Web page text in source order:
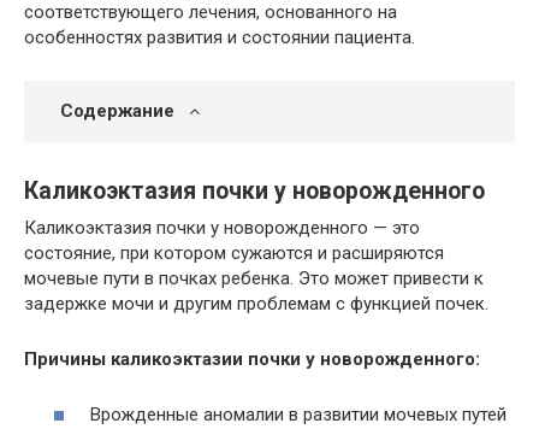
соответствующего лечения, основанного на
особенностях развития и состоянии пациента.
Содержание
Каликоэктазия почки у новорожденного
Каликоэктазия почки у новорожденного — это
состояние, при котором сужаются и расширяются
мочевые пути в почках ребенка. Это может привести к
задержке мочи и другим проблемам с функцией почек.
Причины каликоэктазии почки у новорожденного:
Врожденные аномалии в развитии мочевых путей